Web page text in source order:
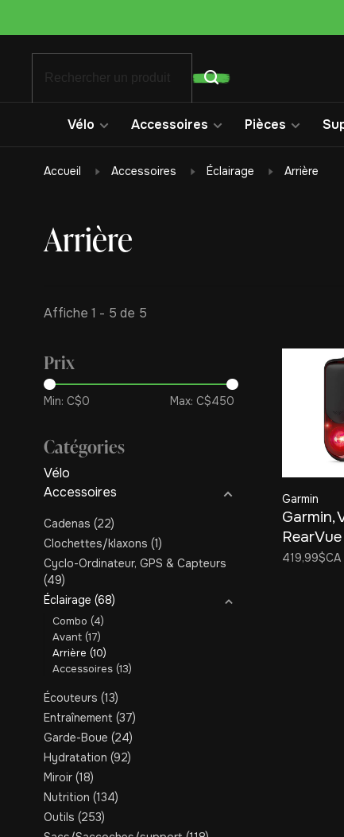
Vélo Accessoires Pièces
Accueil Accessoires Éclairage Arrière
Arrière
Affiche 1 - 5 de 5
Prix
Min: C$0 Max: C$450
Catégories
Vélo
Accessoires
Cadenas (22)
Clochettes/klaxons (1)
Cyclo-Ordinateur, GPS & Capteurs
(49)
Éclairage (68)
Combo (4)
Avant (17)
Arrière (10)
Accessoires (13)
Écouteurs (13)
Entraînement (37)
Garde-Boue (24)
Hydratation (92)
Miroir (18)
Nutrition (134)
Outils (253)
Garmin
Garmin,
Radar
419,99$CA